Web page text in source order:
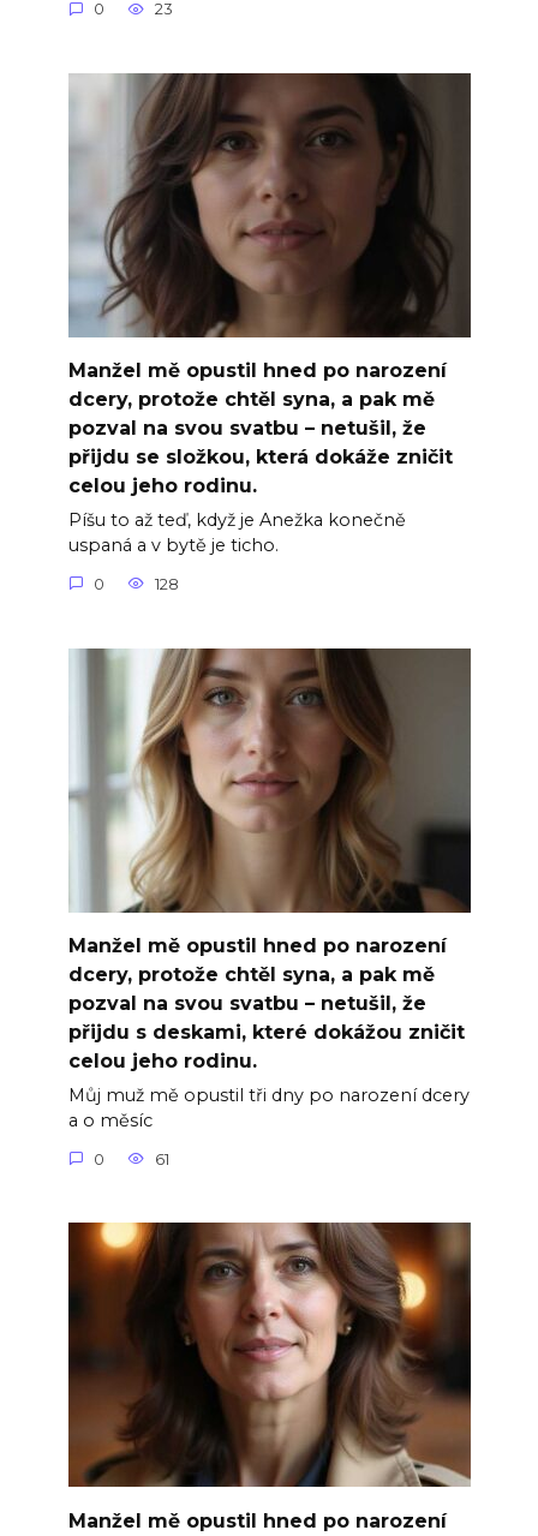
0 23
Manžel mě opustil hned po narození
dcery, protože chtěl syna, a pak mě
pozval na svou svatbu – netušil, že
přijdu se složkou, která dokáže zničit
celou jeho rodinu.
Píšu to až teď, když je Anežka konečně
uspaná a v bytě je ticho.
0 128
Manžel mě opustil hned po narození
dcery, protože chtěl syna, a pak mě
pozval na svou svatbu – netušil, že
přijdu s deskami, které dokážou zničit
celou jeho rodinu.
Můj muž mě opustil tři dny po narození dcery
a o měsíc
0 61
Manžel mě opustil hned po narození